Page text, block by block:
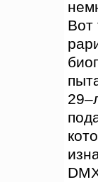
Вот